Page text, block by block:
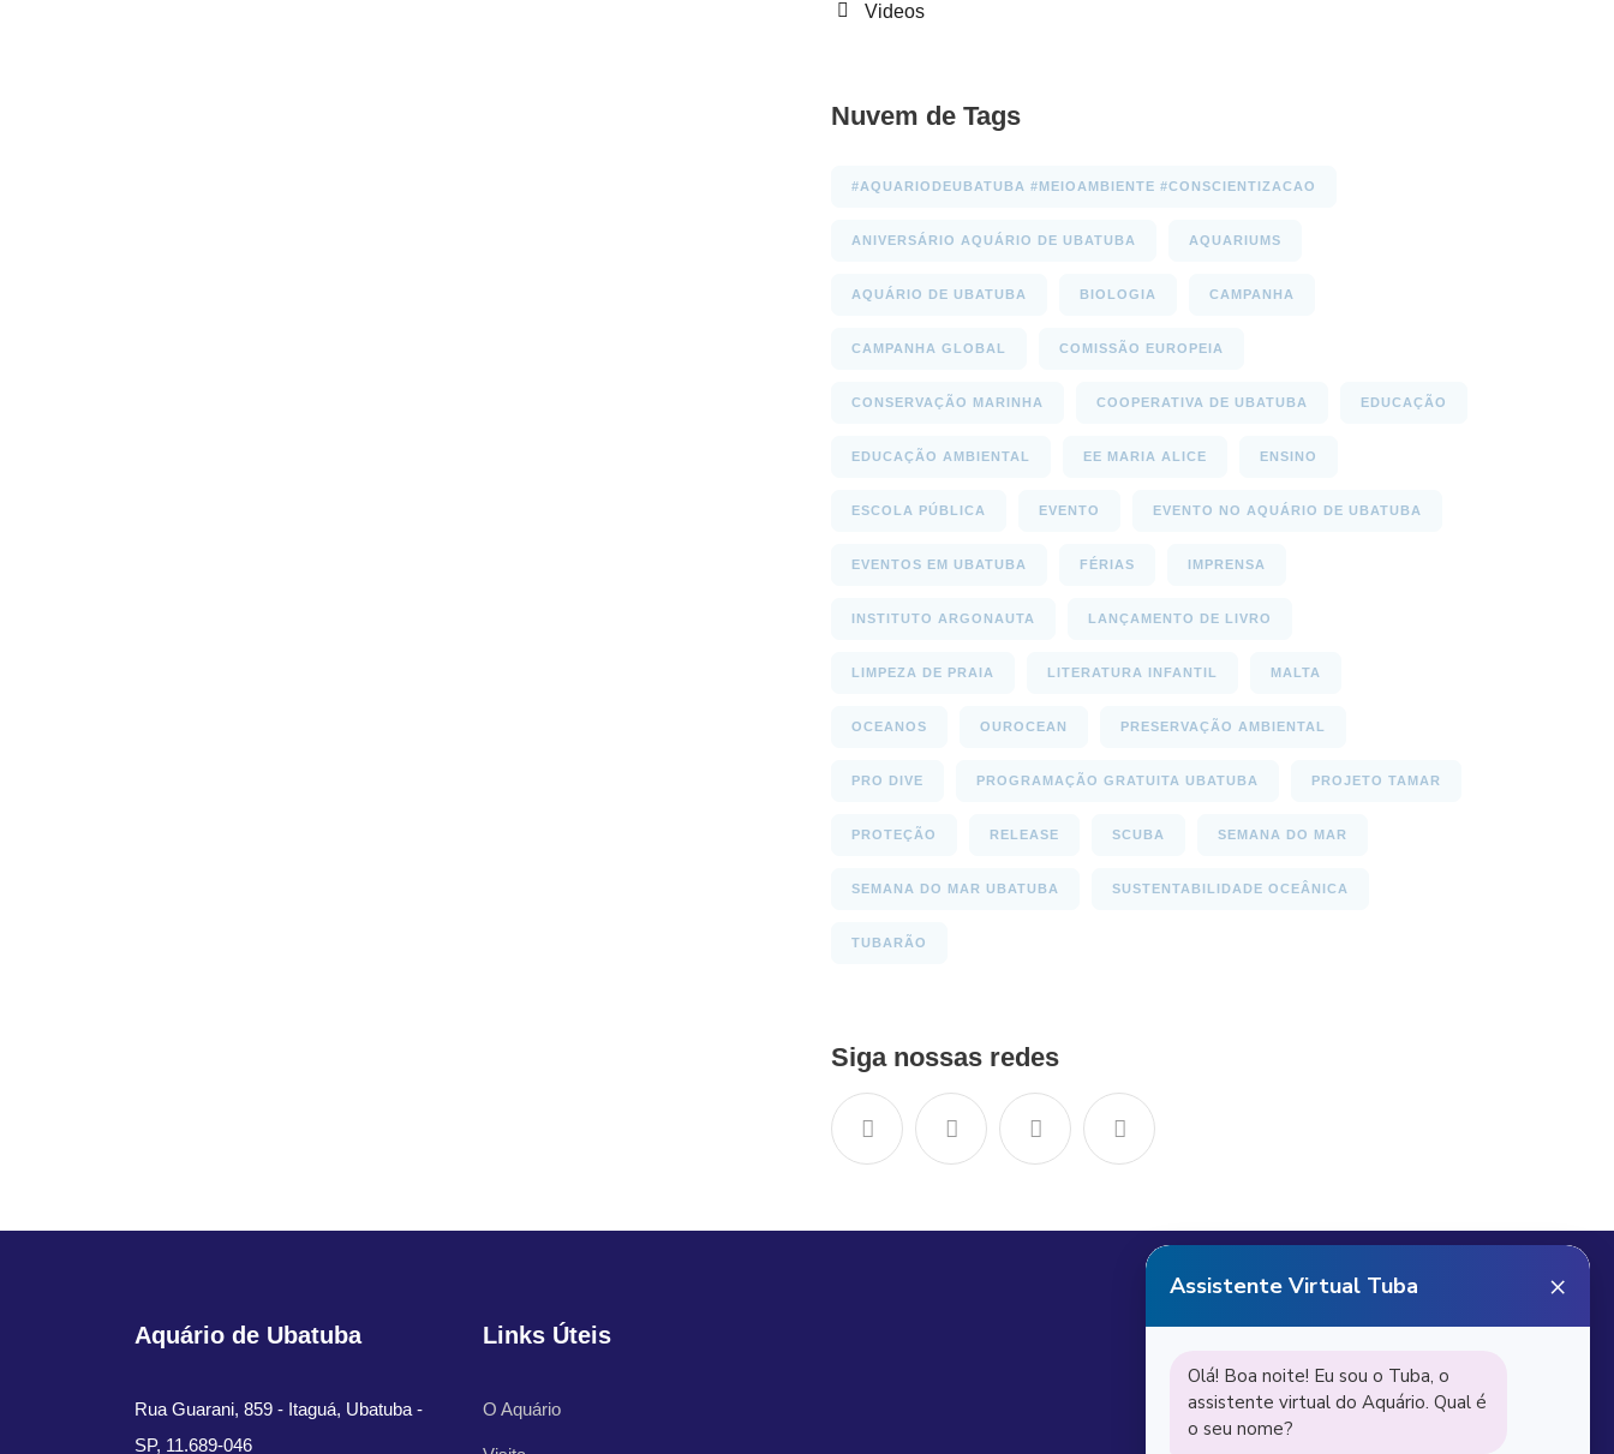
Videos
Nuvem de Tags
#AQUARIODEUBATUBA #MEIOAMBIENTE #CONSCIENTIZACAO
ANIVERSÁRIO AQUÁRIO DE UBATUBA AQUARIUMS
AQUÁRIO DE UBATUBA BIOLOGIA CAMPANHA
CAMPANHA GLOBAL COMISSÃO EUROPEIA
CONSERVAÇÃO MARINHA COOPERATIVA DE UBATUBA EDUCAÇÃO
EDUCAÇÃO AMBIENTAL EE MARIA ALICE ENSINO
ESCOLA PÚBLICA EVENTO EVENTO NO AQUÁRIO DE UBATUBA
EVENTOS EM UBATUBA FÉRIAS IMPRENSA
INSTITUTO ARGONAUTA LANÇAMENTO DE LIVRO
LIMPEZA DE PRAIA LITERATURA INFANTIL MALTA
OCEANOS OUROCEAN PRESERVAÇÃO AMBIENTAL
PRO DIVE PROGRAMAÇÃO GRATUITA UBATUBA PROJETO TAMAR
PROTEÇÃO RELEASE SCUBA SEMANA DO MAR
SEMANA DO MAR UBATUBA SUSTENTABILIDADE OCEÂNICA
TUBARÃO
Siga nossas redes
Aquário de Ubatuba
Rua Guarani, 859 - Itaguá, Ubatuba -
SP, 11.689-046
Links Úteis
O Aquário
Receba notícias do
Aquário